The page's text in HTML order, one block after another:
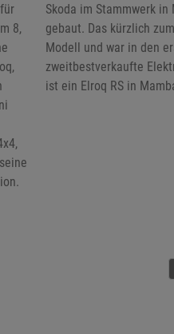
8,
Skoda im Stammwerk
gebaut. Das kürzlich
Modell und war in den
zweitbestverkaufte
ist ein Elroq RS in